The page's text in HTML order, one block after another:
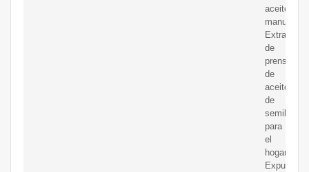
aceite
manual
Extractor
de
prensa
de
aceite
de
semilla
para
el
hogar
Expulsor